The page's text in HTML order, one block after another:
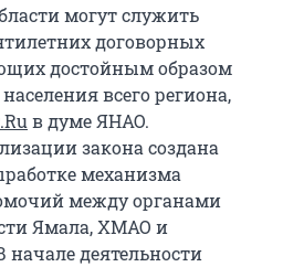
могут служить
договорных
достойным образом
всего региона,
в думе ЯНАО.
закона создана
механизма
между органами
Ямала, ХМАО и
деятельности